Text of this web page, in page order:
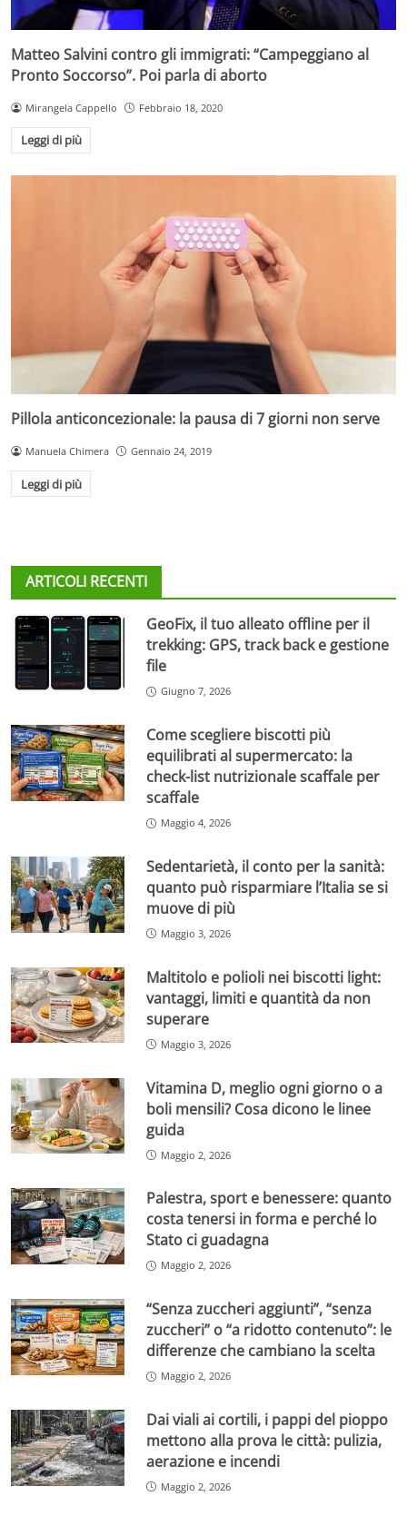
Matteo Salvini contro gli immigrati: “Campeggiano al
Pronto Soccorso”. Poi parla di aborto
Mirangela Cappello Febbraio 18, 2020
Leggi di più
Pillola anticoncezionale: la pausa di 7 giorni non serve
Manuela Chimera Gennaio 24, 2019
Leggi di più
ARTICOLI RECENTI
GeoFix, il tuo alleato offline per il
trekking: GPS, track back e gestione
file
Giugno 7, 2026
Come scegliere biscotti più
equilibrati al supermercato: la
check-list nutrizionale scaffale per
scaffale
Maggio 4, 2026
Sedentarietà, il conto per la sanità:
quanto può risparmiare l’Italia se si
muove di più
Maggio 3, 2026
Maltitolo e polioli nei biscotti light:
vantaggi, limiti e quantità da non
superare
Maggio 3, 2026
Vitamina D, meglio ogni giorno o a
boli mensili? Cosa dicono le linee
guida
Maggio 2, 2026
Palestra, sport e benessere: quanto
costa tenersi in forma e perché lo
Stato ci guadagna
Maggio 2, 2026
“Senza zuccheri aggiunti”, “senza
zuccheri” o “a ridotto contenuto”: le
differenze che cambiano la scelta
Maggio 2, 2026
Dai viali ai cortili, i pappi del pioppo
mettono alla prova le città: pulizia,
aerazione e incendi
Maggio 2, 2026